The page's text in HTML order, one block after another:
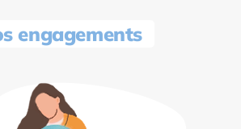
engagements